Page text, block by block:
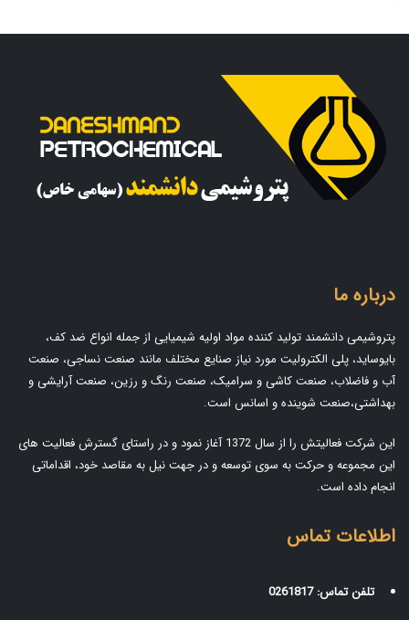
درباره ما
پتروشیمی دانشمند تولید کننده مواد اولیه شیمیایی از جمله انواع ضد کف،
بایوساید، پلی الکترولیت مورد نیاز صنایع مختلف مانند صنعت نساجی، صنعت
آب و فاضلاب، صنعت کاشی و سرامیک، صنعت رنگ و رزین، صنعت آرایشی و
بهداشتی،صنعت شوینده و اسانس است.
این شرکت فعالیتش را از سال 1372 آغاز نمود و در راستای گسترش فعالیت های
این مجموعه و حرکت به سوی توسعه و در جهت نیل به مقاصد خود، اقداماتی
انجام داده است.
اطلاعات تماس
تلفن تماس: 0261817